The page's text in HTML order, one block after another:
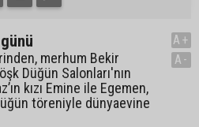
merhum Bekir
Düğün Salonları'nın
kızı Emine ile Egemen,
töreniyle dünyaevine
A+
A-